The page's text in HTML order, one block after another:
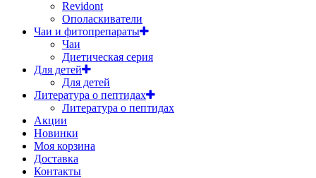
Revidont
Ополаскиватели
Чаи и фитопрепараты
Чаи
Диетическая серия
Для детей
Для детей
Литература о пептидах
Литература о пептидах
Акции
Новинки
Моя корзина
Доставка
Контакты